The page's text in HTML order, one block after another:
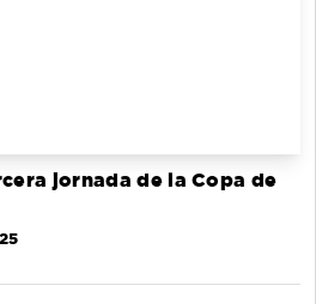
jornada de la Copa de